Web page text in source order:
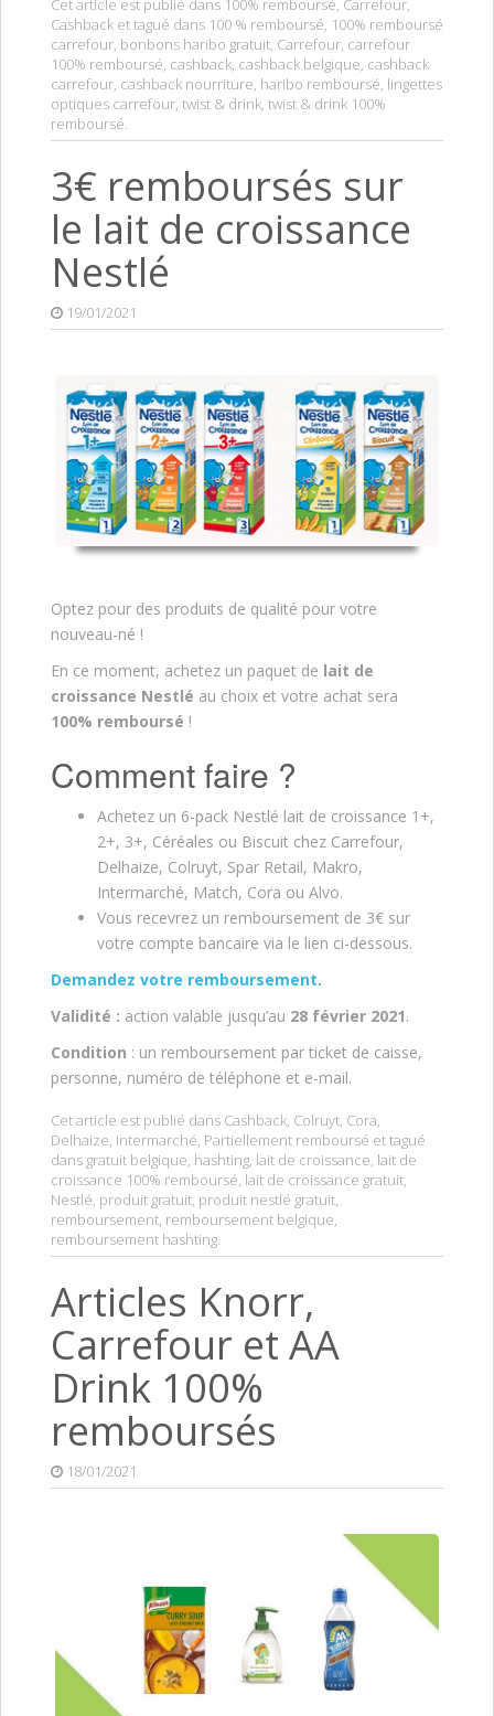
Cashback et tagué dans 100 % remboursé 100% remboursé
carrefour bonbons haribo gratuit Carrefour carrefour
100% remboursé cashback cashback belgique cashback
carrefour cashback nourriture haribo remboursé lingettes
optiques carrefour twist & drink twist & drink 100%
remboursé
3€ remboursés sur
le lait de croissance
Nestlé
19/01/2021
Optez pour des produits de qualité pour votre
nouveau-né !
En ce moment, achetez un paquet de lait de
croissance Nestlé au choix et votre achat sera
100% remboursé !
Comment faire ?
Achetez un 6-pack Nestlé lait de croissance 1+,
2+, 3+, Céréales ou Biscuit chez Carrefour,
Delhaize, Colruyt, Spar Retail, Makro,
Intermarché, Match, Cora ou Alvo.
Vous recevrez un remboursement de 3€ sur
votre compte bancaire via le lien ci-dessous.
Demandez votre remboursement.
Validité : action valable jusqu’au 28 février 2021.
Condition : un remboursement par ticket de caisse,
personne, numéro de téléphone et e-mail.
Cet article est publié dans Cashback, Colruyt, Cora,
Delhaize, Intermarché, Partiellement remboursé et tagué
dans gratuit belgique, hashting, lait de croissance, lait de
croissance 100% remboursé, lait de croissance gratuit,
Nestlé, produit gratuit, produit nestlé gratuit,
remboursement, remboursement belgique,
remboursement hashting.
Articles Knorr,
Carrefour et AA
Drink 100%
remboursés
18/01/2021